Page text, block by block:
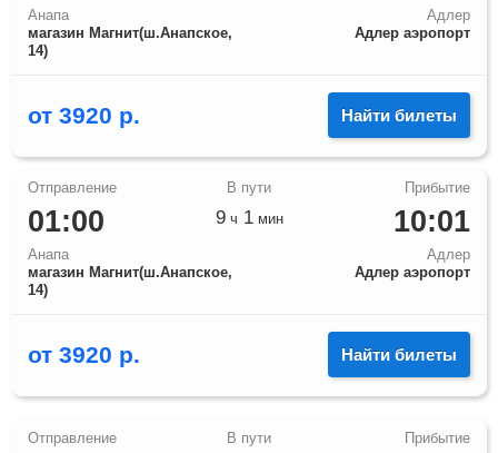
Анапа
магазин Магнит(ш.Анапское,
14)
Адлер
Адлер аэропорт
от 3920 р. Найти билеты
01:00
Анапа
магазин Магнит(ш.Анапское,
14)
10:01
Адлер
Адлер аэропорт
9ч 1мин
от 3920 р. Найти билеты